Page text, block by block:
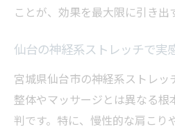
ことが、効果を最大限に引き出
仙台の神経系ストレッチで実
宮城県仙台市の神経系ストレ
整体やマッサージとは異なる
判です。特に、慢性的な肩こり